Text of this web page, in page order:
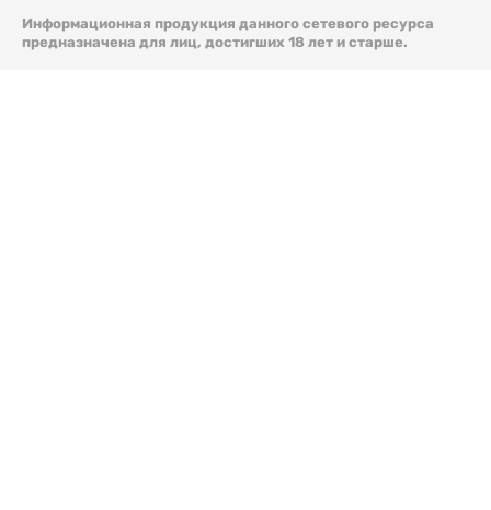
Информационная продукция данного сетевого ресурса
предназначена для лиц, достигших 18 лет и старше.